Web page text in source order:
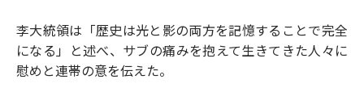
李大統領は「歴史は光と影の両方を記憶することで完全
になる」と述べ、サブの痛みを抱えて生きてきた人々に
慰めと連帯の意を伝えた。